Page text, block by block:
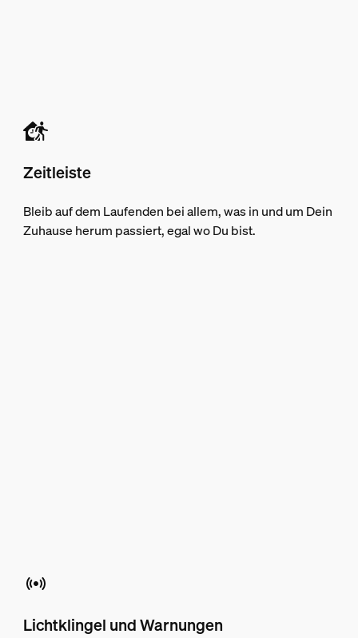
Zeitleiste
Bleib auf dem Laufenden bei allem, was in und um Dein
Zuhause herum passiert, egal wo Du bist.
Lichtklingel und Warnungen